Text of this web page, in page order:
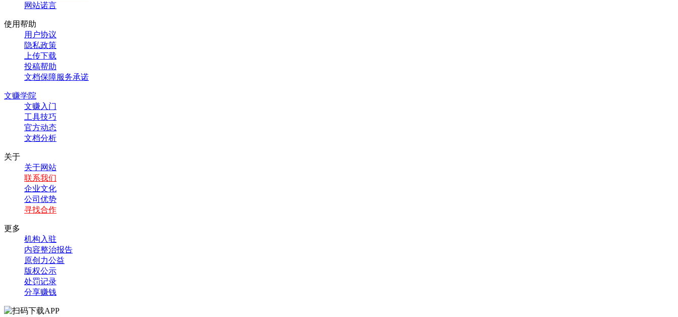
网站诺言
使用帮助
用户协议
隐私政策
上传下载
投稿帮助
文档保障服务承诺
文赚学院
文赚入门
工具技巧
官方动态
文档分析
关于
关于网站
联系我们
企业文化
公司优势
寻找合作
更多
机构入驻
内容整治报告
原创力公益
版权公示
处罚记录
分享赚钱